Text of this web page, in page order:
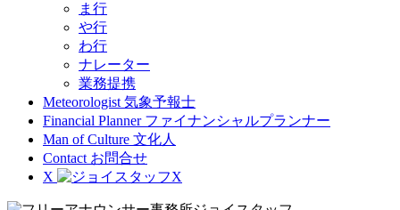
ま行
や行
わ行
ナレーター
業務提携
Meteorologist 気象予報士
Financial Planner ファイナンシャルプランナー
Man of Culture 文化人
Contact お問合せ
X